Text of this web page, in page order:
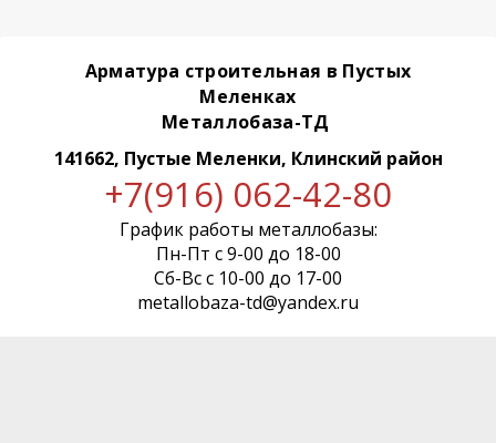
Арматура строительная в Пустых
Меленках
Металлобаза-ТД
141662, Пустые Меленки, Клинский район
+7(916) 062-42-80
График работы металлобазы:
Пн-Пт с 9-00 до 18-00
Сб-Вс с 10-00 до 17-00
metallobaza-td@yandex.ru